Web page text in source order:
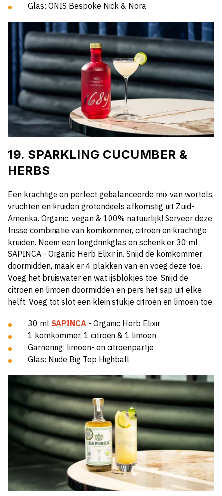
Glas: ONIS Bespoke Nick & Nora
19. SPARKLING CUCUMBER &
HERBS
Een krachtige en perfect gebalanceerde mix van wortels,
vruchten en kruiden grotendeels afkomstig uit Zuid-
Amerika. Organic, vegan & 100% natuurlijk! Serveer deze
frisse combinatie van komkommer, citroen en krachtige
kruiden. Neem een longdrinkglas en schenk er 30 ml
SAPINCA - Organic Herb Elixir in. Snijd de komkommer
doormidden, maak er 4 plakken van en voeg deze toe.
Voeg het bruiswater en wat ijsblokjes toe. Snijd de
citroen en limoen doormidden en pers het sap uit elke
helft. Voeg tot slot een klein stukje citroen en limoen toe.
30 ml SAPINCA - Organic Herb Elixir
1 komkommer, 1 citroen & 1 limoen
Garnering: limoen- en citroenpartje
Glas: Nude Big Top Highball